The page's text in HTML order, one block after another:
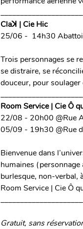
Claꓘ | Cie Hic
25/06 -  14h30
Trois personnages se
se distraire, se
douceur, pour
Room Service | Cie Ô
22/08 - 20h00 @Rue
05/09 - 19h30 @Rue
Bienvenue dans
humaines
burlesque, non-verbal,
Room Service | Cie Ô
Gratuit, sans